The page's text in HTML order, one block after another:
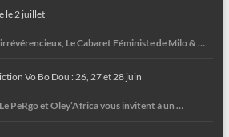
le 2 juillet
Le Cabaret Féministe de Milo & …
Vo Bo Dou : 26, 27 et 28 juin
PeRgo et Oley’Africa vous invitent à un …